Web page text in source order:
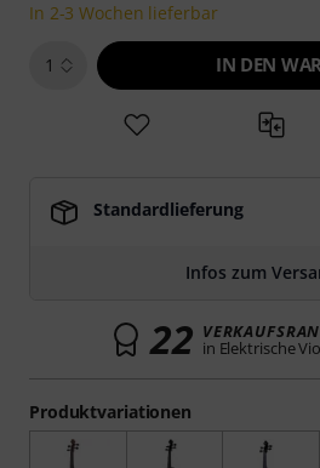
Produktvariationen
In 2-3 Wochen lieferbar
1 IN DEN
Standardlieferung
Infos zum
22 in Elektrische